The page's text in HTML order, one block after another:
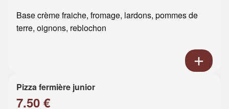
Base crème fraiche, fromage, lardons, pommes de
terre, oignons, reblochon
Pizza fermière junior
7.50 €